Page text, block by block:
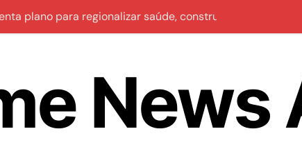
plano para regionalizar saúde, construir
acumula para R$ 165 milhões
chamada têm até 14 de agosto para comprovar
deixa cinco mortos e mais de 30 feridos
News